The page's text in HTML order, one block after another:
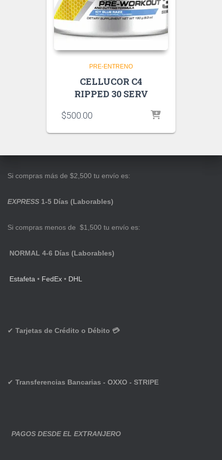
PRE-ENTRENO
CELLUCOR C4
RIPPED 30 SERV
$500.00
Si compras más de $2,500 tu envío es:
EXPRESS 1-5 Días (Laborables)
Si compras menos de $1,500 tu envío es:
NORMAL 4-6 Días (Laborables)
Estafeta • FedEx • DHL
✔ Tarjetas de Crédito o Débito 💳
✔ Transferencias Bancarias - OXXO - STRIPE
PAGOS DESDE EL EXTRANJERO